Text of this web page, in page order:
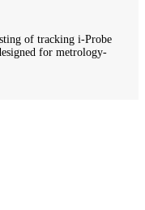
of tracking i-Probe
for metrology-